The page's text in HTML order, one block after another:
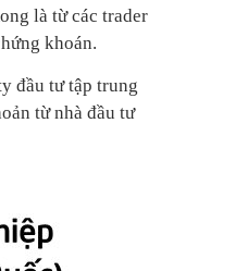
là từ các trader
khoán.
đầu tư tập trung
từ nhà đầu tư